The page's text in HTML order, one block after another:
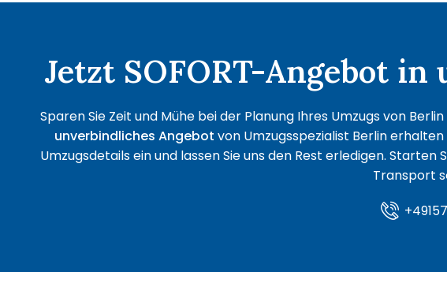
Jetzt SOFORT-Angebot
Sparen Sie Zeit und Mühe bei der Planung Ihres Umzugs von
unverbindliches Angebot von Umzugsspezialist Berlin erhalten
Umzugsdetails ein und lassen Sie uns den Rest erledigen.
Transport